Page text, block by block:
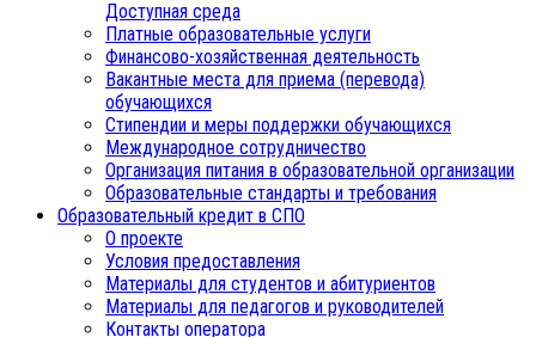
Доступная среда
Платные образовательные услуги
Финансово-хозяйственная деятельность
Вакантные места для приема (перевода)
обучающихся
Стипендии и меры поддержки обучающихся
Международное сотрудничество
Организация питания в образовательной организации
Образовательные стандарты и требования
Образовательный кредит в СПО
О проекте
Условия предоставления
Материалы для студентов и абитуриентов
Материалы для педагогов и руководителей
Контакты оператора